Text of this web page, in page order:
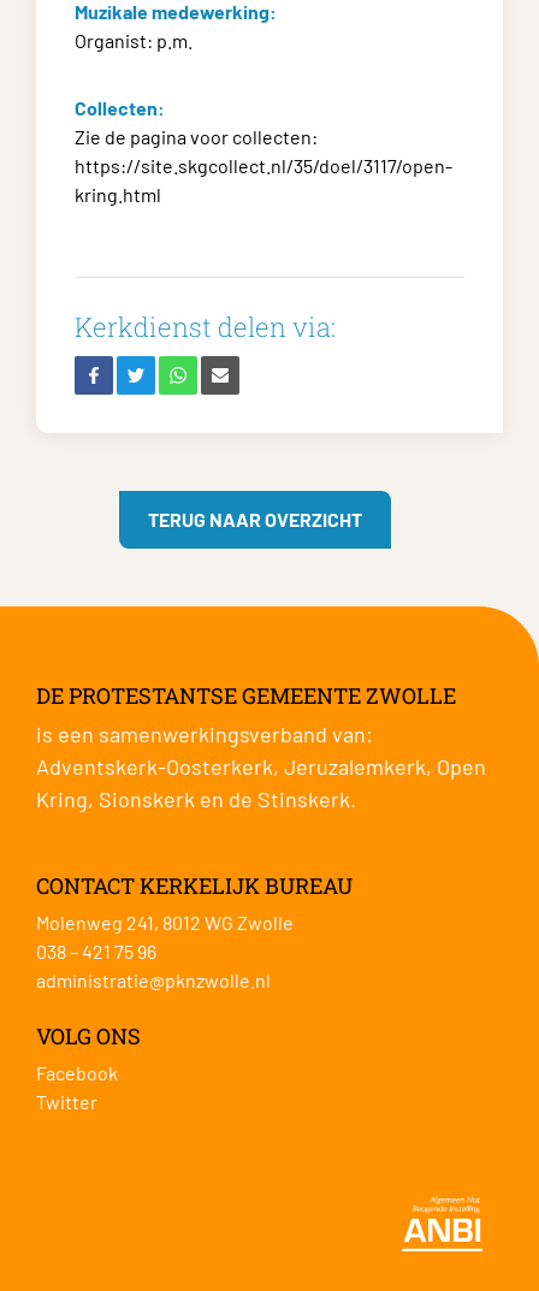
Muzikale medewerking:
Organist: p.m.
Collecten:
Zie de pagina voor collecten:
https://site.skgcollect.nl/35/doel/3117/open-
kring.html
Kerkdienst delen via:
TERUG NAAR OVERZICHT
DE PROTESTANTSE GEMEENTE ZWOLLE
is een samenwerkingsverband van:
Adventskerk-Oosterkerk, Jeruzalemkerk, Open
Kring, Sionskerk en de Stinskerk.
CONTACT KERKELIJK BUREAU
Molenweg 241, 8012 WG Zwolle
038 – 421 75 96
administratie@pknzwolle.nl
VOLG ONS
Facebook
Twitter